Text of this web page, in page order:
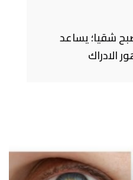
شقيا؛ يساعد
الادراك